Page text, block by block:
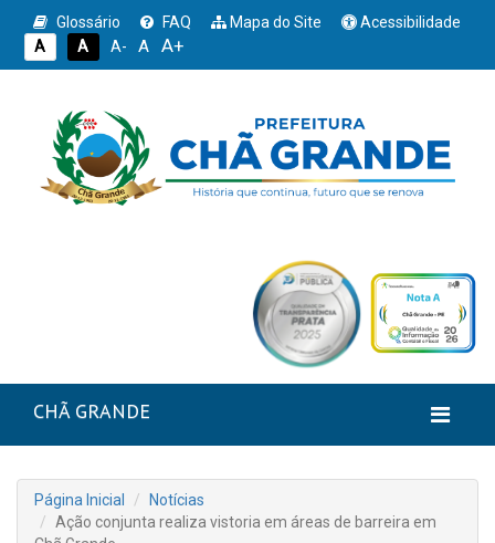
Glossário FAQ Mapa do Site
Acessibilidade
A
A A- A A+
CHÃ GRANDE
Página Inicial
Notícias
Ação conjunta realiza vistoria em áreas de barreira em